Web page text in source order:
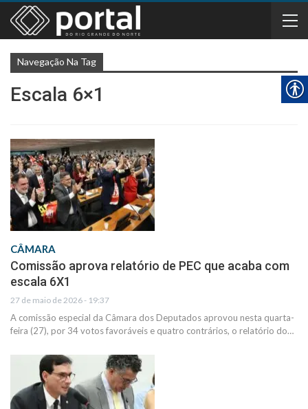
Navegação Na Tag
Escala 6×1
CÂMARA
Comissão aprova relatório de PEC que acaba com
escala 6X1
27 de maio de 2026 - 19:37
A comissão especial da Câmara dos Deputados aprovou nesta quarta-
feira (27), por 34 votos favoráveis e quatro contrários, o relatório do…